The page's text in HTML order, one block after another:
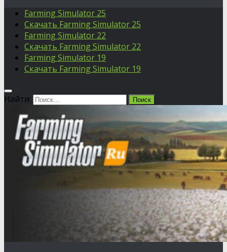
Farming Simulator 25
Скачать Farming Simulator 25
Farming Simulator 22
Скачать Farming Simulator 22
Farming Simulator 19
Скачать Farming Simulator 19
Найти: